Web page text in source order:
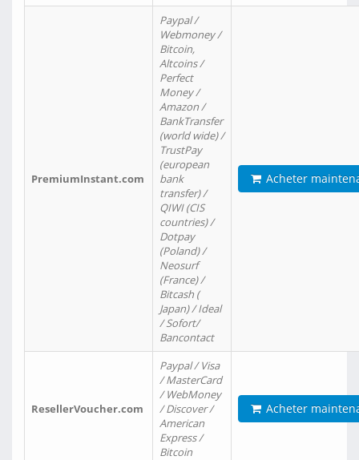
PremiumInstant.com
Paypal /
Webmoney /
Bitcoin,
Altcoins /
Perfect
Money /
Amazon /
BankTransfer
(world wide) /
TrustPay
(european
bank
transfer) /
QIWI (CIS
countries) /
Dotpay
(Poland) /
Neosurf
(France) /
Bitcash (
Japan) / Ideal
/ Sofort/
Bancontact
Acheter
ResellerVoucher.com
Paypal / Visa
/ MasterCard
/ WebMoney
/ Discover /
American
Express /
Bitcoin
Acheter